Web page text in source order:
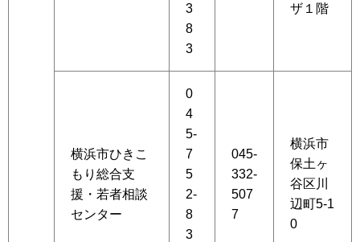
3
8
3
ザ１階
横浜市ひきこ
もり総合支
援・若者相談
センター
0
4
5-
7
5
2-
8
3
045-
332-
507
7
横浜市
保土ヶ
谷区川
辺町5-1
0